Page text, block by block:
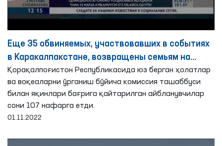
Еще 35 обвиняемых, участвовавших в событиях
в Каракалпакстане, возвращены семьям на
основе общественного поручительства
Қорақалпоғистон Республикасида юз берган ҳолатлар
ва воқеаларни ўрганиш бўйича комиссия ташаббуси
билан яқинлари бағрига қайтарилган айбланувчилар
сони 107 нафарга етди.
01.11.2022